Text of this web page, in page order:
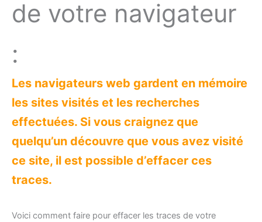
de votre navigateur
:
Les navigateurs web gardent en mémoire
les sites visités et les recherches
effectuées. Si vous craignez que
quelqu’un découvre que vous avez visité
ce site, il est possible d’effacer ces
traces.
Voici comment faire pour effacer les traces de votre